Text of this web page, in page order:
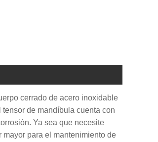
cerrado de acero inoxidable
de mandíbula cuenta con
Ya sea que necesite
para el mantenimiento de